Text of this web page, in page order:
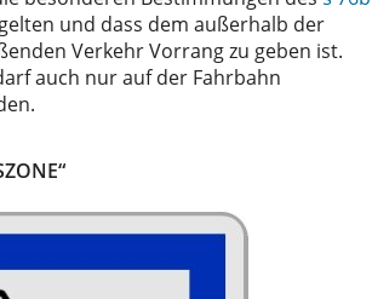
und dass dem außerhalb der
Verkehr Vorrang zu geben ist.
auch nur auf der Fahrbahn